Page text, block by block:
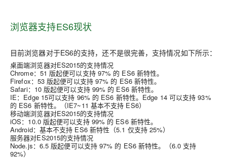
浏览器支持ES6现状
目前浏览器对于ES6的支持，还不是很完善，支持情况如下所示：
桌面端浏览器对ES2015的支持情况
Chrome：51 版起便可以支持 97% 的 ES6 新特性。
Firefox：53 版起便可以支持 97% 的 ES6 新特性。
Safari：10 版起便可以支持 99% 的 ES6 新特性。
IE：Edge 15可以支持 96% 的 ES6 新特性。Edge 14 可以支持 93%
的 ES6 新特性。（IE7~11 基本不支持 ES6）
移动端浏览器对ES2015的支持情况
iOS：10.0 版起便可以支持 99% 的 ES6 新特性。
Android：基本不支持 ES6 新特性（5.1 仅支持 25%）
服务器对ES2015的支持情况
Node.js：6.5 版起便可以支持 97% 的 ES6 新特性。（6.0 支持
92%）